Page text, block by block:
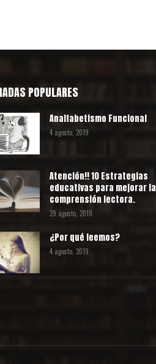
POPULARES
Analfabetismo Funcional
4 agosto, 2019
Atención!! 10 Estrategias
educativas para mejorar la
comprensión lectora.
29 agosto, 2019
¿Por qué leemos?
4 agosto, 2019